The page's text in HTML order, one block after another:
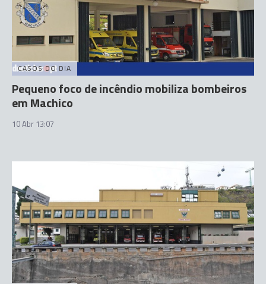
CASOS DO DIA
Pequeno foco de incêndio mobiliza bombeiros
em Machico
10 Abr 13:07